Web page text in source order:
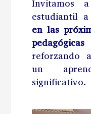
Invitamos
estudiantil a
en las
pedagógicas
reforzando
un
significativo.